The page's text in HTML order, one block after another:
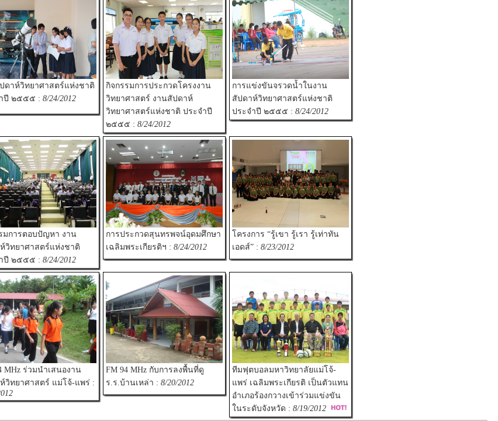
ดาห์วิทยาศาสตร์แห่งชาติ
ปี ๒๕๕๕ : 8/24/2012
กิจกรรมการประกวดโครงงาน
วิทยาศาสตร์ งานสัปดาห์
วิทยาศาสตร์แห่งชาติ ประจำปี
๒๕๕๕ : 8/24/2012
การแข่งขันจรวดน้ำในงาน
สัปดาห์วิทยาศาสตร์แห่งชาติ
ประจำปี ๒๕๕๕ : 8/24/2012
มการตอบปัญหา งาน
วิทยาศาสตร์แห่งชาติ
ปี ๒๕๕๕ : 8/24/2012
การประกวดสุนทรพจน์อุดมศึกษา
เฉลิมพระเกียรติฯ : 8/24/2012
โครงการ “รู้เขา รู้เรา รู้เท่าทัน
เอดส์” : 8/23/2012
MHz ร่วมนำเสนองาน
วิทยาศาสตร์ แม่โจ้-แพร่ :
FM 94 MHz กับการลงพื้นที่ดู
ร.ร.บ้านเหล่า : 8/20/2012
ทีมฟุตบอลมหาวิทยาลัยแม่โจ้-
แพร่ เฉลิมพระเกียรติ เป็นตัวแทน
อำเภอร้องกวางเข้าร่วมแข่งขัน
ในระดับจังหวัด : 8/19/2012